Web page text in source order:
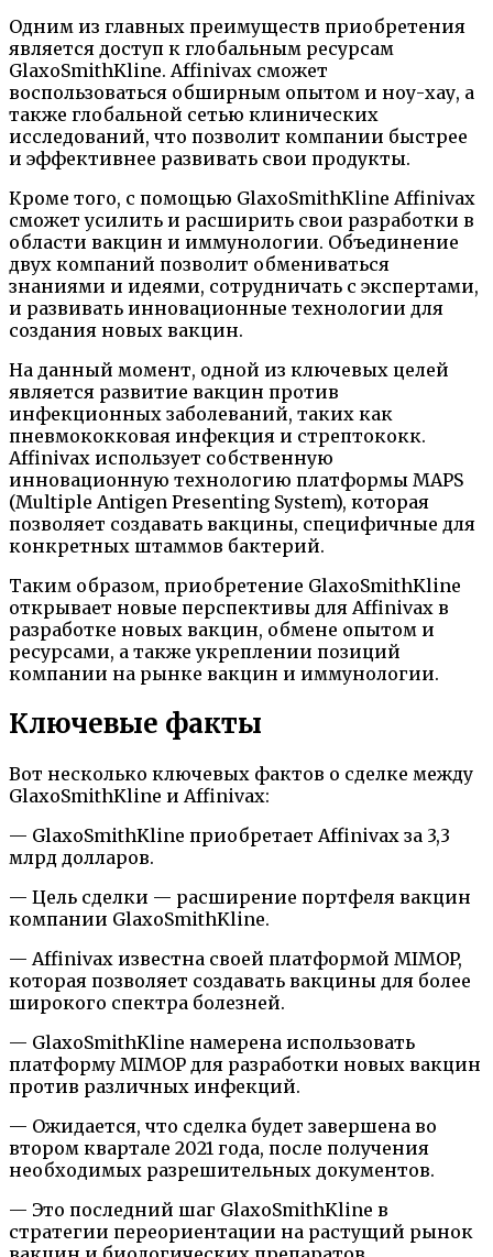
Одним из главных преимуществ приобретения
является доступ к глобальным ресурсам
GlaxoSmithKline. Affinivax сможет
воспользоваться обширным опытом и ноу-хау, а
также глобальной сетью клинических
исследований, что позволит компании быстрее
и эффективнее развивать свои продукты.
Кроме того, с помощью GlaxoSmithKline Affinivax
сможет усилить и расширить свои разработки в
области вакцин и иммунологии. Объединение
двух компаний позволит обмениваться
знаниями и идеями, сотрудничать с экспертами,
и развивать инновационные технологии для
создания новых вакцин.
На данный момент, одной из ключевых целей
является развитие вакцин против
инфекционных заболеваний, таких как
пневмококковая инфекция и стрептококк.
Affinivax использует собственную
инновационную технологию платформы MAPS
(Multiple Antigen Presenting System), которая
позволяет создавать вакцины, специфичные для
конкретных штаммов бактерий.
Таким образом, приобретение GlaxoSmithKline
открывает новые перспективы для Affinivax в
разработке новых вакцин, обмене опытом и
ресурсами, а также укреплении позиций
компании на рынке вакцин и иммунологии.
Ключевые факты
Вот несколько ключевых фактов о сделке между
GlaxoSmithKline и Affinivax:
— GlaxoSmithKline приобретает Affinivax за 3,3
млрд долларов.
— Цель сделки — расширение портфеля вакцин
компании GlaxoSmithKline.
— Affinivax известна своей платформой MIMOP,
которая позволяет создавать вакцины для более
широкого спектра болезней.
— GlaxoSmithKline намерена использовать
платформу MIMOP для разработки новых вакцин
против различных инфекций.
— Ожидается, что сделка будет завершена во
втором квартале 2021 года, после получения
необходимых разрешительных документов.
— Это последний шаг GlaxoSmithKline в
стратегии переориентации на растущий рынок